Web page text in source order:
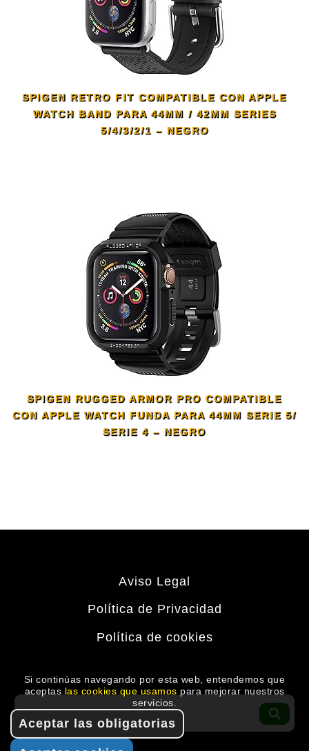
SPIGEN RETRO FIT COMPATIBLE CON APPLE
WATCH BAND PARA 44MM / 42MM SERIES
5/4/3/2/1 – NEGRO
SPIGEN RUGGED ARMOR PRO COMPATIBLE
CON APPLE WATCH FUNDA PARA 44MM SERIE 5/
SERIE 4 – NEGRO
Aviso Legal
Política de Privacidad
Política de cookies
Buscar
por:
Si continúas navegando por esta web, entendemos que
aceptas las cookies que usamos para mejorar nuestros
servicios.
Aceptar las obligatorias